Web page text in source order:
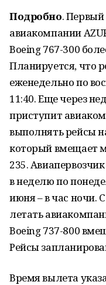
Подробно.
авиакомпании
Boeing 767-300
Планируется, что
еженедельно по
11:40. Еще через
приступит
выполнять рейсы
который вмещает
235.
в неделю по
июня – в час ночи.
летать
Boeing 737-800
Рейсы
Время вылета